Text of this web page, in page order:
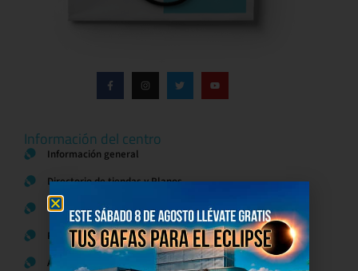
Información del centro
Información general
Directorio de tiendas y Planos
Contacto
Política de Privacidad
Aviso Legal